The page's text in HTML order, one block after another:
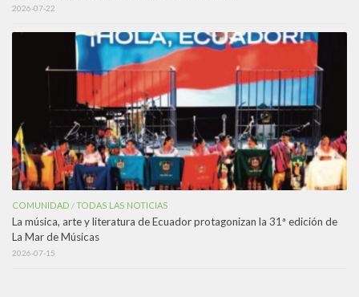
2026-07-22
COMUNIDAD /TODAS LAS NOTICIAS
La música, arte y literatura de Ecuador protagonizan la 31ª edición de
La Mar de Músicas
2026-07-15